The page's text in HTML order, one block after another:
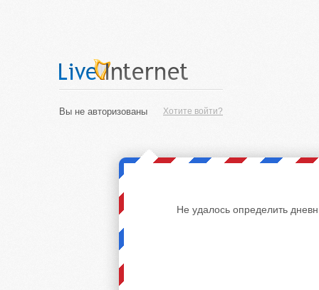
Хотите войти?
Вы не авторизованы
Не удалось определить